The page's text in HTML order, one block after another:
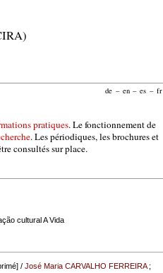
de – en – es – fr
pratiques. Le fonctionnement de
. Les périodiques, les brochures et
consultés sur place.
cultural A Vida
/José Maria CARVALHO FERREIRA;